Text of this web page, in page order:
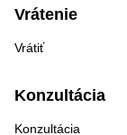
Vrátenie
Vrátiť
Konzultácia
Konzultácia